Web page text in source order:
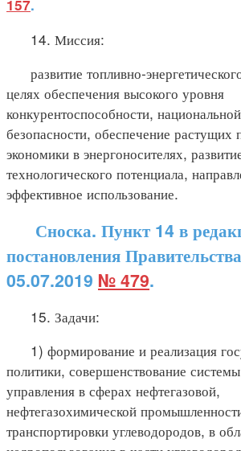
157.
14. Миссия:
развитие топливно-
целях обеспечения высокого уровня
конкурентоспособности,
безопасности, обеспечение растущих
экономики в энергоносителях,
технологического потенциала,
эффективное использование.
Сноска. Пункт 14 в
постановления
05.07.2019 № 479.
15. Задачи:
1) формирование и реализация
политики, совершенствование
управления в сферах нефтегазовой,
нефтегазохимической
транспортировки углеводородов, в